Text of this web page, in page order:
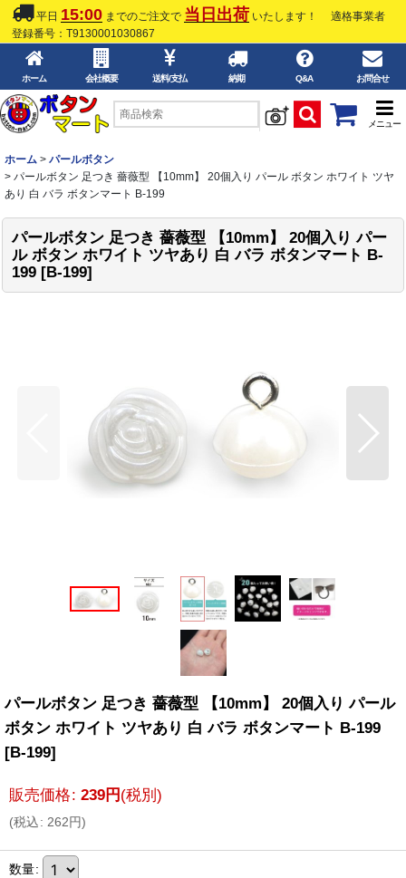
平日 15:00 までのご注文で 当日出荷 いたします！
適格事業者
登録番号：T9130001030867
ホーム 会社概要 送料/支払 納期 Q&A お問合せ
メニュー
ホーム > パールボタン
> パールボタン 足つき 薔薇型 【10mm】 20個入り パール ボタン ホワイト ツヤ
あり 白 バラ ボタンマート B-199
パールボタン 足つき 薔薇型 【10mm】 20個入り パー
ル ボタン ホワイト ツヤあり 白 バラ ボタンマート B-
199 [B-199]
パールボタン 足つき 薔薇型 【10mm】 20個入り パール
ボタン ホワイト ツヤあり 白 バラ ボタンマート B-199
[B-199]
販売価格: 239円 (税別)
(税込: 262円)
数量: